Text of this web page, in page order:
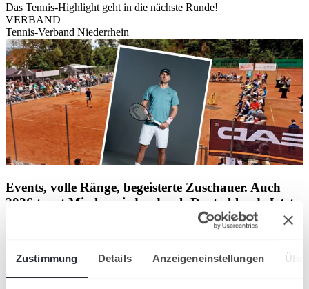
Zustimmung Details Anzeigeneinstellungen
Das Tennis-Highlight geht in die nächste Runde!
VERBAND
Tennis-Verband Niederrhein
Events, volle Ränge, begeisterte Zuschauer. Auch
2026 tourt Mischa wieder durch Deutschland. Jetzt
bewerben und den TVN zum Tour-Stopp machen!
Was erwartet euch? - 6 Stunden Tennis-Event pur